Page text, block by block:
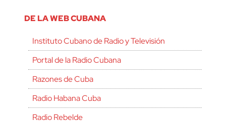
DE LA WEB CUBANA
Instituto Cubano de Radio y Televisión
Portal de la Radio Cubana
Razones de Cuba
Radio Habana Cuba
Radio Rebelde